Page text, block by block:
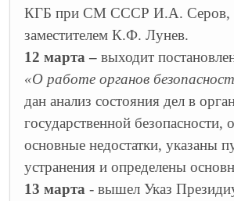
КГБ при СМ СССР И.А. Серов,
заместителем К.Ф. Лунев.
12 марта – выходит
«О работе органов
дан анализ состояния дел в
государственной безопасности,
основные недостатки, указаны
устранения и определены
13 марта - вышел Указ